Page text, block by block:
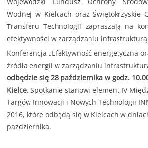
Wojewódzki Fundusz Ochrony
Wodnej w Kielcach oraz Świętokrzyskie
Transferu Technologii zapraszają na
efektywności w zarządzaniu
Konferencja „Efektywność energetyczna
źródła energii w zarządzaniu
odbędzie się 28 października w godz.
Kielce.Spotkanie stanowi element IV
Targów Innowacji i Nowych Technologii
2016, które odbędą się w Kielcach w
października.